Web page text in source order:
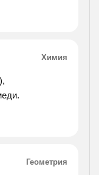
Химия
Геометрия